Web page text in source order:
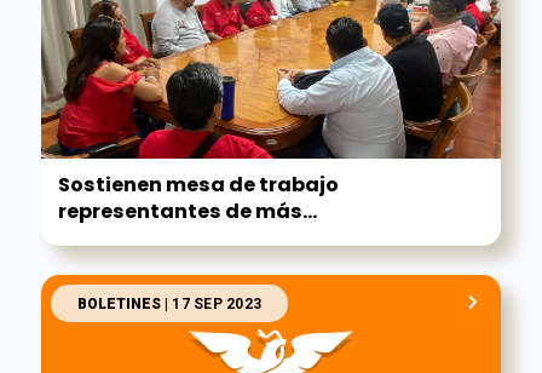
Sostienen mesa de trabajo
representantes de más...
BOLETINES| 17 SEP 2023